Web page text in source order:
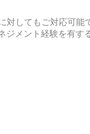
対してもご対応可能
ジメント経験を有す